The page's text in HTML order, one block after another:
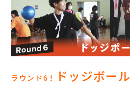
ラウンド6 ！ ドッジボール